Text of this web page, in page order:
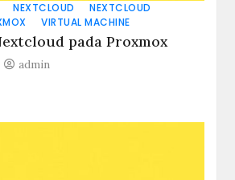
NEXTCLOUD
NEXTCLOUD
VIRTUAL MACHINE
pada Proxmox
admin